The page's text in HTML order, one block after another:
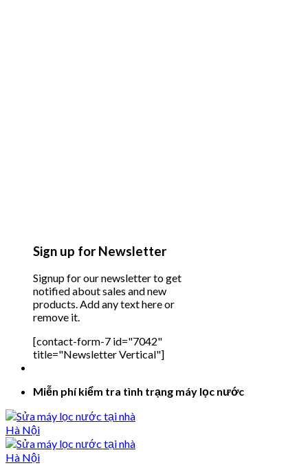
Sign up for Newsletter
Signup for our newsletter to get
notified about sales and new
products. Add any text here or
remove it.
[contact-form-7 id="7042"
title="Newsletter Vertical"]
Miễn phí kiểm tra tình trạng máy lọc nước